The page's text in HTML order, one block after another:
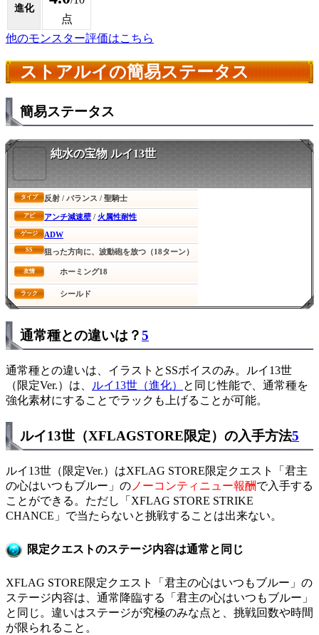
進化
点
他のモンスター評価はこちら
ストアルイの簡易ステータス
簡易ステータス
純水の宝物 ルイ13世
タイプ 反射 / バランス / 聖騎士
アビ アンチ減速壁 / 火属性耐性
ゲージ ADW
SS 狙った方向に、波動砲を放つ（18ターン）
友情 ホーミング18
ラック シールド
通常種との違いは？5
通常種との違いは、イラストとSSボイスのみ。ルイ13世
（限定Ver.）は、
ルイ13世（進化）
と同じ性能で、通常種を
強化素材にすることでラックも上げることが可能。
ルイ13世（XFLAGSTORE限定）の入手方法5
ルイ13世（限定Ver.）はXFLAG STORE限定クエスト「君主
の心はいつもブルー」の ノーコンティニュー報酬で入手する
ことができる。ただし「XFLAG STORE STRIKE
CHANCE」で当たらないと挑戦することは出来ない。
限定クエストのステージ内容は通常と同じ
XFLAG STORE限定クエスト「君主の心はいつもブルー」の
ステージ内容は、通常降臨する「君主の心はいつもブルー」
と同じ。違いはステージが究極のみな点と、挑戦回数や時間
が限られること。